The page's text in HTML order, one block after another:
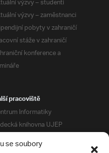
se soubory
výzvy – zaměstnanci
pobyty v zahraničí
stáže v zahraničí
konference a
pracoviště
Informatiky
knihovna UJEP
Správa kolejí a menz